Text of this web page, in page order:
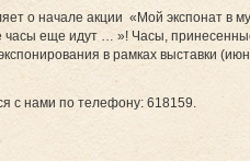
о начале акции «Мой экспонат в
еще идут … »! Часы,
в рамках выставки
с нами по телефону: 618159.